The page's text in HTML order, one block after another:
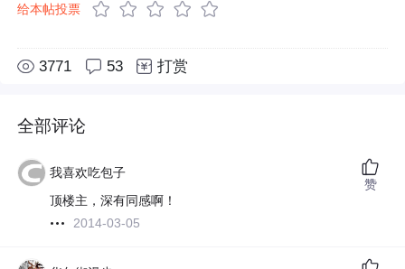
给本帖投票
3771 53 打赏
全部评论
我喜欢吃包子
顶楼主，深有同感啊！
2014-03-05
赞